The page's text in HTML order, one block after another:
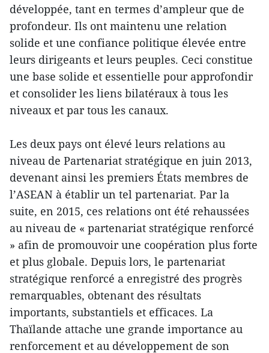
développée, tant en termes d’ampleur que de
profondeur. Ils ont maintenu une relation
solide et une confiance politique élevée entre
leurs dirigeants et leurs peuples. Ceci constitue
une base solide et essentielle pour approfondir
et consolider les liens bilatéraux à tous les
niveaux et par tous les canaux.
Les deux pays ont élevé leurs relations au
niveau de Partenariat stratégique en juin 2013,
devenant ainsi les premiers États membres de
l’ASEAN à établir un tel partenariat. Par la
suite, en 2015, ces relations ont été rehaussées
au niveau de « partenariat stratégique renforcé
» afin de promouvoir une coopération plus forte
et plus globale. Depuis lors, le partenariat
stratégique renforcé a enregistré des progrès
remarquables, obtenant des résultats
importants, substantiels et efficaces. La
Thaïlande attache une grande importance au
renforcement et au développement de son